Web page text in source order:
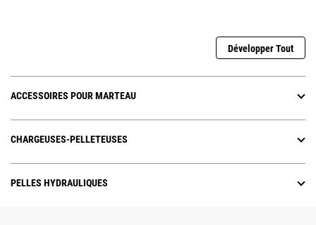
Développer Tout
ACCESSOIRES POUR MARTEAU
CHARGEUSES-PELLETEUSES
PELLES HYDRAULIQUES